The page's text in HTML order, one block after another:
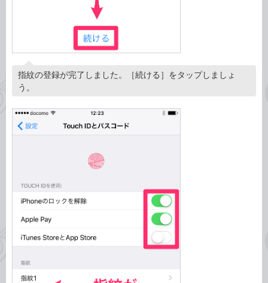
指紋の登録が完了しました。［続ける］をタップしましょ
う。